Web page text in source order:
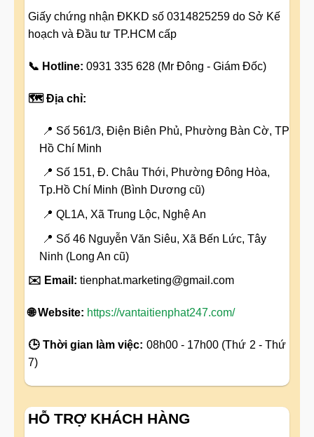
Giấy chứng nhận ĐKKD số 0314825259 do Sở Kế
hoạch và Đầu tư TP.HCM cấp
📞 Hotline: 0931 335 628 (Mr Đông - Giám Đốc)
🗺️ Địa chỉ:
📍 Số 561/3, Điện Biên Phủ, Phường Bàn Cờ, TP
Hồ Chí Minh
📍 Số 151, Đ. Châu Thới, Phường Đông Hòa,
Tp.Hồ Chí Minh (Bình Dương cũ)
📍 QL1A, Xã Trung Lộc, Nghệ An
📍 Số 46 Nguyễn Văn Siêu, Xã Bến Lức, Tây
Ninh (Long An cũ)
✉️ Email: tienphat.marketing@gmail.com
🌐 Website: https://vantaitienphat247.com/
🕒 Thời gian làm việc: 08h00 - 17h00 (Thứ 2 - Thứ
7)
HỖ TRỢ KHÁCH HÀNG